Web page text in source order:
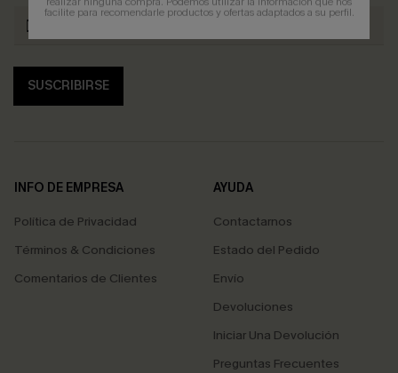
SUSCRIBIRSE
INFO DE EMPRESA
Política de Privacidad
Términos & Condiciones
Comentarios de Clientes
AYUDA
Contactarnos
Estado del Pedido
Envío
Devoluciones
Iniciar Una Devolución
Preguntas Frecuentes
facilite para recomendarle productos y ofertas adaptados a su perfil.